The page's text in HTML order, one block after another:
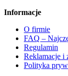
Informacje
O firmie
FAQ –
Regulamin
Reklamacje i
Polityka